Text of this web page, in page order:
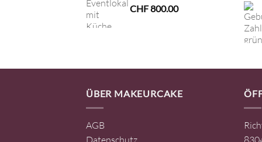
CHF800.00
ÜBER MAKEURCAKE
AGB